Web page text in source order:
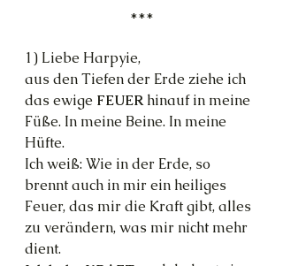
***
1) Liebe Harpyie,
aus den Tiefen der Erde ziehe ich
das ewige FEUER hinauf in meine
Füße. In meine Beine. In meine
Hüfte.
Ich weiß: Wie in der Erde, so
brennt auch in mir ein heiliges
Feuer, das mir die Kraft gibt, alles
zu verändern, was mir nicht mehr
dient.